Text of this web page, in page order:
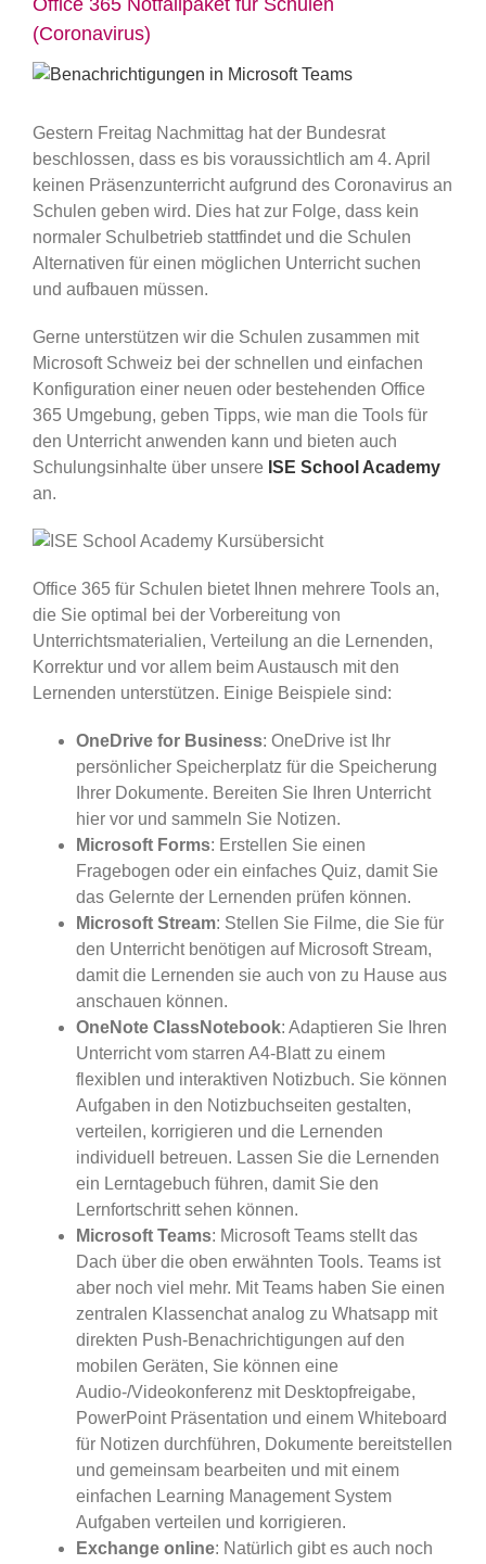
Office 365 Notfallpaket für Schulen
(Coronavirus)
Zeige
Bild
Gestern Freitag Nachmittag hat der Bundesrat
beschlossen, dass es bis voraussichtlich am 4. April
keinen Präsenzunterricht aufgrund des Coronavirus an
Schulen geben wird. Dies hat zur Folge, dass kein
normaler Schulbetrieb stattfindet und die Schulen
Alternativen für einen möglichen Unterricht suchen
und aufbauen müssen.
Gerne unterstützen wir die Schulen zusammen mit
Microsoft Schweiz bei der schnellen und einfachen
Konfiguration einer neuen oder bestehenden Office
365 Umgebung, geben Tipps, wie man die Tools für
den Unterricht anwenden kann und bieten auch
Schulungsinhalte über unsere ISE School Academy
an.
Office 365 für Schulen bietet Ihnen mehrere Tools an,
die Sie optimal bei der Vorbereitung von
Unterrichtsmaterialien, Verteilung an die Lernenden,
Korrektur und vor allem beim Austausch mit den
Lernenden unterstützen. Einige Beispiele sind:
OneDrive for Business: OneDrive ist Ihr
persönlicher Speicherplatz für die Speicherung
Ihrer Dokumente. Bereiten Sie Ihren Unterricht
hier vor und sammeln Sie Notizen.
Microsoft Forms: Erstellen Sie einen
Fragebogen oder ein einfaches Quiz, damit Sie
das Gelernte der Lernenden prüfen können.
Microsoft Stream: Stellen Sie Filme, die Sie für
den Unterricht benötigen auf Microsoft Stream,
damit die Lernenden sie auch von zu Hause aus
anschauen können.
OneNote ClassNotebook: Adaptieren Sie Ihren
Unterricht vom starren A4-Blatt zu einem
flexiblen und interaktiven Notizbuch. Sie können
Aufgaben in den Notizbuchseiten gestalten,
verteilen, korrigieren und die Lernenden
individuell betreuen. Lassen Sie die Lernenden
ein Lerntagebuch führen, damit Sie den
Lernfortschritt sehen können.
Microsoft Teams: Microsoft Teams stellt das
Dach über die oben erwähnten Tools. Teams ist
aber noch viel mehr. Mit Teams haben Sie einen
zentralen Klassenchat analog zu Whatsapp mit
direkten Push-Benachrichtigungen auf den
mobilen Geräten, Sie können eine
Audio-/Videokonferenz mit Desktopfreigabe,
PowerPoint Präsentation und einem Whiteboard
für Notizen durchführen, Dokumente bereitstellen
und gemeinsam bearbeiten und mit einem
einfachen Learning Management System
Aufgaben verteilen und korrigieren.
Exchange online: Natürlich gibt es auch noch